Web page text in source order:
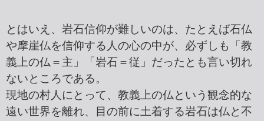
とはいえ、岩石信仰が難しいのは、たとえば石仏
や摩崖仏を信仰する人の心の中が、必ずしも「教
義上の仏＝主」「岩石＝従」だったとも言い切れ
ないところである。
現地の村人にとって、教義上の仏という観念的な
遠い世界を離れ、目の前に土着する岩石は仏と不